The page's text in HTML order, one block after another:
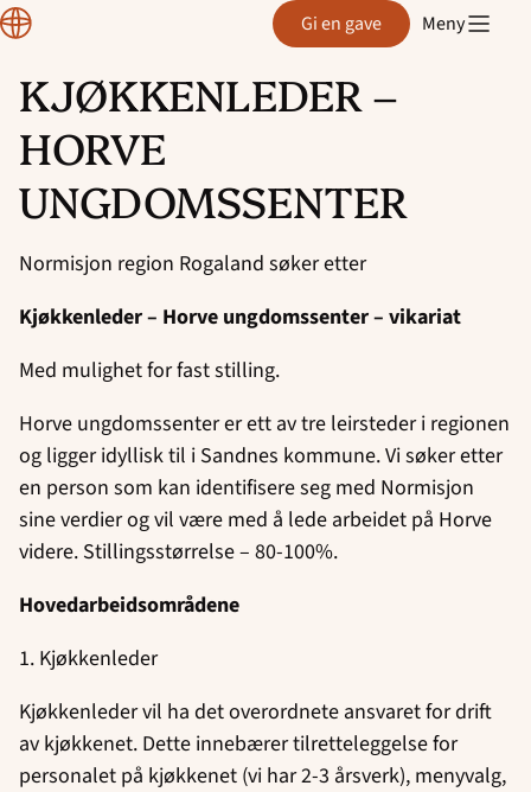
Hopp
til
innhold
Region
Rogaland Gi en gave Meny
KJØKKENLEDER –
HORVE
UNGDOMSSENTER
Normisjon region Rogaland søker etter
Kjøkkenleder – Horve ungdomssenter – vikariat
Med mulighet for fast stilling.
Horve ungdomssenter er ett av tre leirsteder i regionen
og ligger idyllisk til i Sandnes kommune. Vi søker etter
en person som kan identifisere seg med Normisjon
sine verdier og vil være med å lede arbeidet på Horve
videre. Stillingsstørrelse – 80-100%.
Hovedarbeidsområdene
1. Kjøkkenleder
Kjøkkenleder vil ha det overordnete ansvaret for drift
av kjøkkenet. Dette innebærer tilretteleggelse for
personalet på kjøkkenet (vi har 2-3 årsverk), menyvalg,